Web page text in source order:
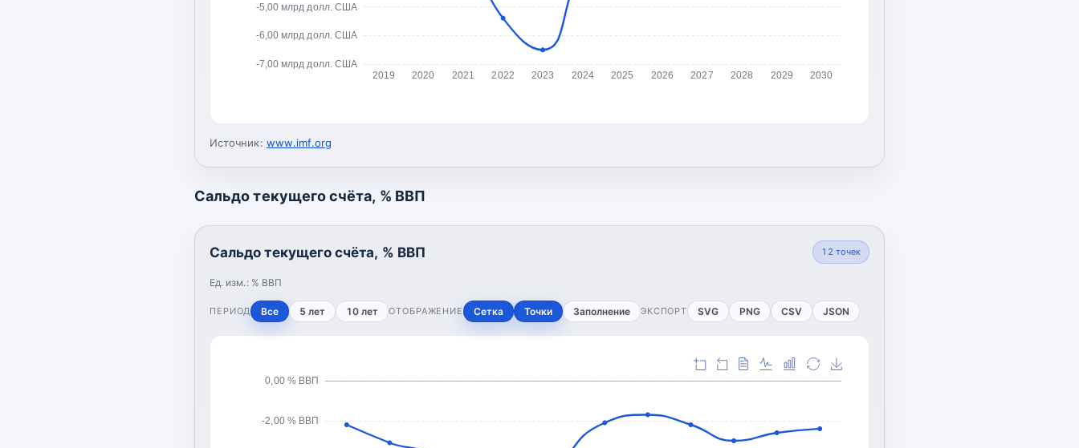
-7,00 млрд долл. США
-6,00 млрд долл. США
-5,00 млрд долл. США
2019 2020 2021 2022 2023 2024 2025 2026 2027 2028 2029 2030
Источник: www.imf.org
Сальдо текущего счёта, % ВВП
Сальдо текущего счёта, % ВВП
Ед. изм.: % ВВП
12 точек
ПЕРИОД Все 5 лет 10 лет ОТОБРАЖЕНИЕ Сетка Точки Заполнение ЭКСПОРТ SVG PNG CSV JSON
-2,00 % ВВП
0,00 % ВВП